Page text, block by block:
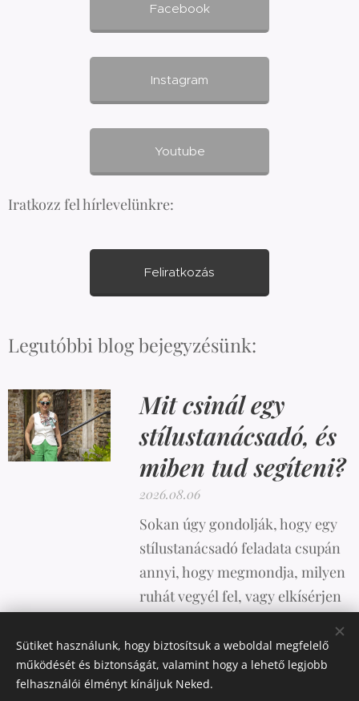
Facebook
Instagram
Youtube
Iratkozz fel hírlevelünkre:
Feliratkozás
Legutóbbi blog bejegyzésünk:
Mit csinál egy
stílustanácsadó, és
miben tud segíteni?
2026.08.06
Sokan úgy gondolják, hogy egy
stílustanácsadó feladata csupán
annyi, hogy megmondja, milyen
ruhát vegyél fel, vagy elkísérjen
ennél sokkal összetettebb.
Sütiket használunk, hogy biztosítsuk a weboldal megfelelő
működését és biztonságát, valamint hogy a lehető legjobb
felhasználói élményt kínáljuk Neked.